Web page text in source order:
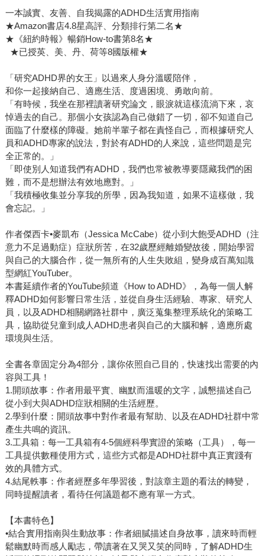
一本誠實、友善、自我揭露的ADHD生活實用指南
★Amazon書店4.8星高評、分類排行第二名★
★《紐約時報》暢銷How-to書第8名★
★已授英、美、丹、荷等8國版權★
「研究ADHD界的女王」以過來人身分溫暖陪伴，
和你一起接納自己、適應生活、度過困境、勇敢向前。
「有時候，我坐在那裡讀著研究論文，眼淚就這樣流淌下來，哀
悼過去的自己。那個小女孩認為自己做錯了一切，卻不知道自己
面臨了什麼樣的障礙。她前半輩子都在責怪自己，而根據研究人
員和ADHD專家的說法，對於有ADHD的人來說，這些問題是完
全正常的。」
「即使別人知道我們有ADHD，我們也常被教導要隱藏我們的困
難，而不是想辦法有效地應對。」
「我積極收集並分享我的所學，因為我知道，如果不這樣做，我
會忘記。」
作者傑西卡•麥凱布（Jessica McCabe）從小到大飽受ADHD（注
意力不足過動症）症狀所苦，在32歲歷經離婚變故後，開始學習
與自己的大腦合作，從一無所有的人生失敗組，變身成百萬知識
型網紅YouTuber。
本書延續作者的YouTube頻道《How to ADHD》，為每一個人解
釋ADHD如何影響日常生活，並從自身生活經驗、專家、研究人
員，以及ADHD相關網路社群中，廣泛蒐集整理系統化的策略工
具，協助從兒童到成人ADHD患者與自己的大腦和解，適應所處
環境與生活。
全書各章固定分為4部分，讓你依照自己目的，快速找出需要的內
容與工具！
1.開頭故事：作者用最平實、幽默而溫暖的文字，誠懇描述自己
從小到大與ADHD症狀相關的生活經歷。
2.學到什麼：開頭故事中對作者最有幫助、以及在ADHD社群中常
產生共鳴的資訊。
3.工具箱：每一工具箱有4-5個經科學實證的策略（工具），每一
工具提供數種使用方式，這些方式都是ADHD社群中真正實踐有
效的具體方式。
4.結尾軼事：作者經歷多年學習後，對該章主題的看法的轉變，
同時提醒讀者，看待任何議題都不應有單一方式。
【本書特色】
•結合實用指南與生動故事：作者細膩描述自身故事，讀來時而輕
鬆幽默時而感人勵志，帶讀著在又哭又笑的同時，了解ADHD生